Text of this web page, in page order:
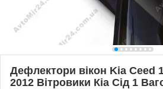
Дефлектори вікон Kia Ceed
2012 Вітровики Кіа Сід 1